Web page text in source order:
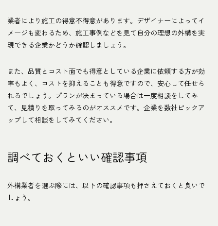
業者により施工の得意不得意があります。デザイナーによってイ
メージも変わるため、施工事例などを見て自分の理想の外構を実
現できる企業かどうか確認しましょう。
また、品質とコスト面でも得意としている企業に依頼する方が効
率もよく、コストを抑えることも得意ですので、安心して任せら
れるでしょう。プランが決まっている場合は一度相談をしてみ
て、見積りを取ってみるのがオススメです。企業を数社ピックア
ップして相談をしてみてください。
調べておくといい確認事項
外構業者を選ぶ際には、以下の確認事項も押さえておくと良いで
しょう。